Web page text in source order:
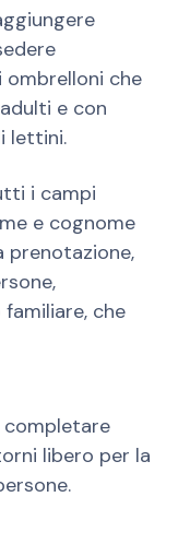
ombrelloni che
e con
lettini.
i campi
e cognome
prenotazione,
che
completare
libero per la